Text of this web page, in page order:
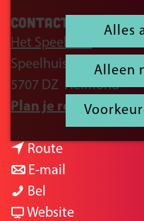
Alles
Alleen
Contact
Het Speelhuis
Speelhuisplein 2
5707 DZ Helmond
Plan je routen
a
Routen
r
E-mail
a
Bel
u
Websitev